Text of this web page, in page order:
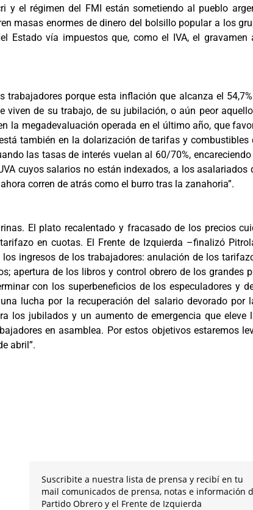
y el régimen del FMI están sometiendo al pueblo
masas enormes de dinero del bolsillo popular a los
Estado vía impuestos que, como el IVA, el
trabajadores porque esta inflación que alcanza el
viven de su trabajo, de su jubilación, o aún peor
la megadevaluación operada en el último año, que
también en la dolarización de tarifas y
las tasas de interés vuelan al 60/70%,
cuyos salarios no están indexados, a los
corren de atrás como el burro tras la zanahoria”.
El plato recalentado y fracasado de los precios
en cuotas. El Frente de Izquierda –finalizó
ingresos de los trabajadores: anulación de los
apertura de los libros y control obrero de los
con los superbeneficios de los especuladores y
lucha por la recuperación del salario devorado
los jubilados y un aumento de emergencia que
en asamblea. Por estos objetivos estaremos
abril”.
Suscribite a nuestra lista de prensa y recibí en tu
mail comunicados de prensa, notas e información
Partido Obrero y el Frente de Izquierda